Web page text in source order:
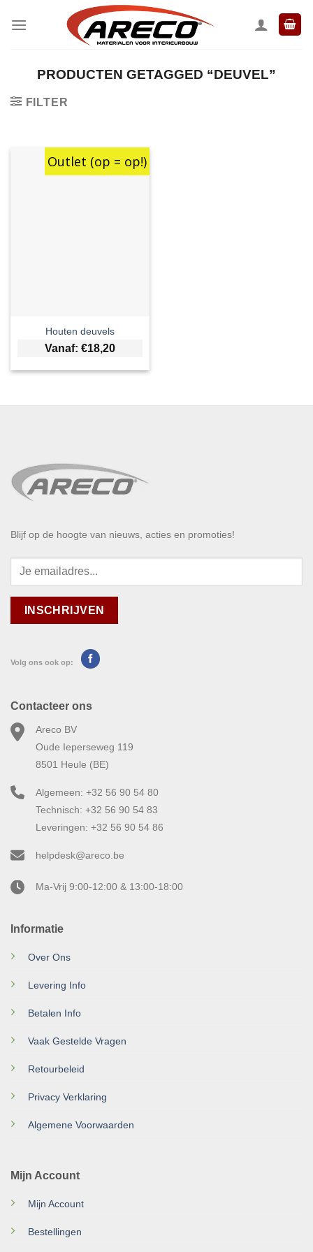
naar
PRODUCTEN GETAGGED “DEUVEL”
FILTER
Outlet (op = op!)
Houten deuvels
Vanaf: €18,20
Blijf op de hoogte van nieuws, acties en promoties!
Volg ons ook op:
Informatie
Over Ons
Levering Info
Betalen Info
Vaak Gestelde Vragen
Retourbeleid
Privacy Verklaring
Algemene Voorwaarden
Mijn Account
Mijn Account
Bestellingen
Contacteer ons
Areco BV
Oude Ieperseweg 119
8501 Heule (BE)
Algemeen: +32 56 90 54 80
Technisch: +32 56 90 54 83
Leveringen: +32 56 90 54 86
helpdesk@areco.be
Ma-Vrij 9:00-12:00 & 13:00-18:00